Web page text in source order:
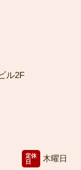
ル2F
定休
日
木曜日